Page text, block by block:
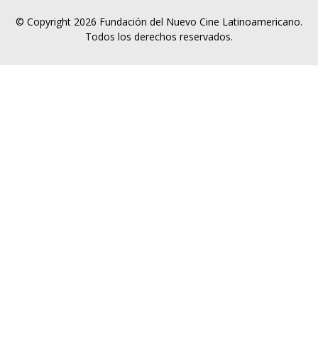
© Copyright 2026 Fundación del Nuevo Cine Latinoamericano.
Todos los derechos reservados.